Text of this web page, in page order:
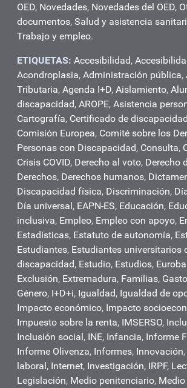
OED, Novedades, Novedades del OED,
documentos, Salud y asistencia
Trabajo y empleo.
ETIQUETAS: Accesibilidad,
Acondroplasia, Administración pública,
Tributaria, Agenda I+D, Aislamiento,
discapacidad, AROPE, Asistencia
Cartografía, Certificado de discapacidad
Comisión Europea, Comité sobre los
Personas con Discapacidad, Consulta,
Crisis COVID, Derecho al voto, Derecho
Derechos, Derechos humanos,
Discapacidad física, Discriminación,
Día universal, EAPN-ES, Educación,
inclusiva, Empleo, Empleo con apoyo,
Estadísticas, Estatuto de autonomía,
Estudiantes, Estudiantes universitarios
discapacidad, Estudio, Estudios,
Exclusión, Extremadura, Familias,
Género, I+D+i, Igualdad, Igualdad de
Impacto económico, Impacto
Impuesto sobre la renta, IMSERSO,
Inclusión social, INE, Infancia, Informe
Informe Olivenza, Informes, Innovación,
laboral, Internet, Investigación, IRPF,
Legislación, Medio penitenciario,